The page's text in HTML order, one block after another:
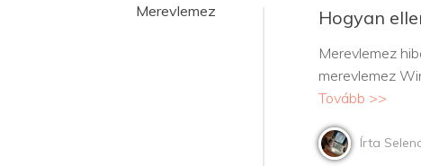
Merevlemez Hogyan
Merevlemez
merevlemez
Tovább >>
Írta